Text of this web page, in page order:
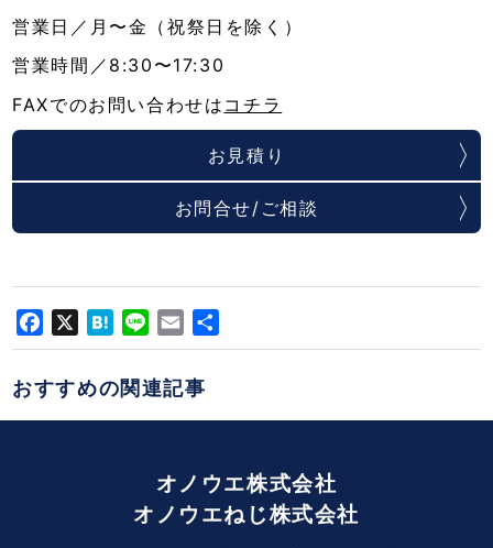
営業日／月〜金（祝祭日を除く）
営業時間／8:30〜17:30
FAXでのお問い合わせは コチラ
お見積り
お問合せ/ご相談
FacebookHatena
Line Email
有
おすすめの関連記事
オノウエ株式会社
オノウエねじ株式会社